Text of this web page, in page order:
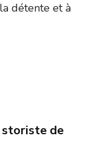
détente et à
storiste de